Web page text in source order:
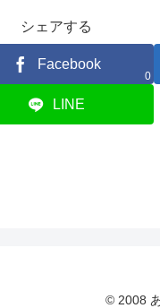
シェアする
Facebook
0
LINE
© 2008